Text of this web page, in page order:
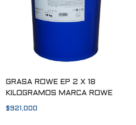
GRASA ROWE EP 2 X 18
KILOGRAMOS MARCA ROWE
$921,000